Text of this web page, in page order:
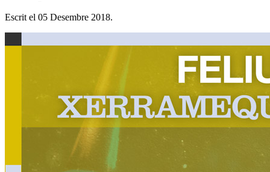
Escrit el 05 Desembre 2018.